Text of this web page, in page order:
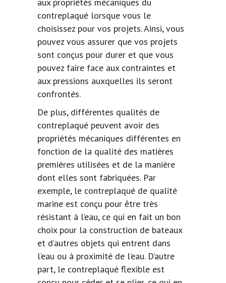
contreplaqué lorsque vous le
choisissez pour vos projets. Ainsi, vous
pouvez vous assurer que vos projets
sont conçus pour durer et que vous
pouvez faire face aux contraintes et
aux pressions auxquelles ils seront
confrontés.
De plus, différentes qualités de
contreplaqué peuvent avoir des
propriétés mécaniques différentes en
fonction de la qualité des matières
premières utilisées et de la manière
dont elles sont fabriquées. Par
exemple, le contreplaqué de qualité
marine est conçu pour être très
résistant à l’eau, ce qui en fait un bon
choix pour la construction de bateaux
et d’autres objets qui entrent dans
l’eau ou à proximité de l’eau. D’autre
part, le contreplaqué flexible est